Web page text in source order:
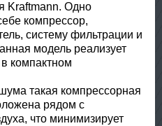
Kraftmann. Одно
компрессор,
систему фильтрации и
модель реализует
компактном
такая компрессорная
рядом с
что минимизирует